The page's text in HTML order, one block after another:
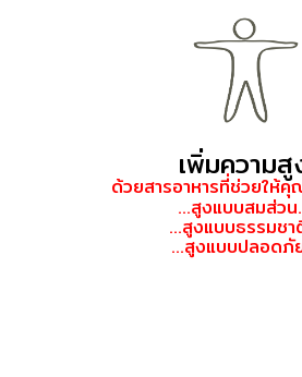
เพิ่มความสู
ด้วยสารอาหารที่ช่วยให้
...สูงแบบสมส่วน
...สูงแบบธรรมชา
...สูงแบบปลอดภั